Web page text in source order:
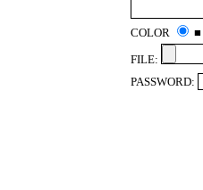
COLOR ■
FILE:
PASSWORD: